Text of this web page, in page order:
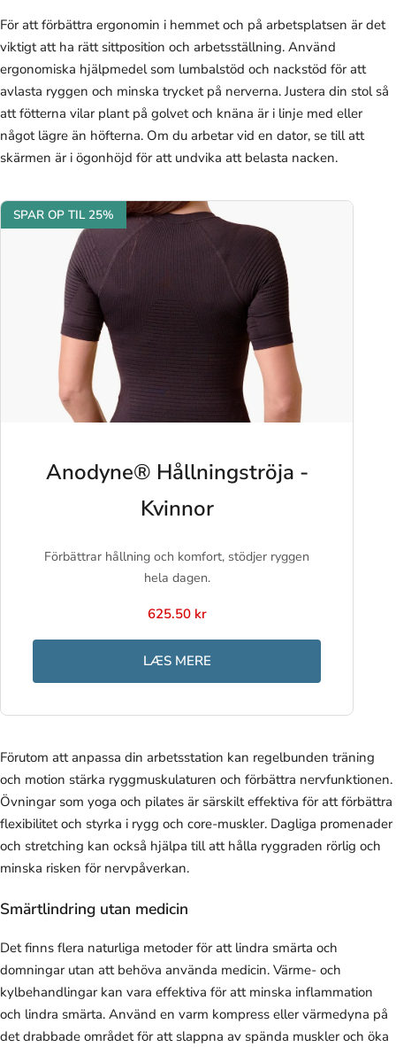
För att förbättra ergonomin i hemmet och på arbetsplatsen är det
viktigt att ha rätt sittposition och arbetsställning. Använd
ergonomiska hjälpmedel som lumbalstöd och nackstöd för att
avlasta ryggen och minska trycket på nerverna. Justera din stol så
att fötterna vilar plant på golvet och knäna är i linje med eller
något lägre än höfterna. Om du arbetar vid en dator, se till att
skärmen är i ögonhöjd för att undvika att belasta nacken.
SPAR OP TIL 25%
Anodyne® Hållningströja -
Kvinnor
Förbättrar hållning och komfort, stödjer ryggen
hela dagen.
625.50 kr
LÆS MERE
Förutom att anpassa din arbetsstation kan regelbunden träning
och motion stärka ryggmuskulaturen och förbättra nervfunktionen.
Övningar som yoga och pilates är särskilt effektiva för att förbättra
flexibilitet och styrka i rygg och core-muskler. Dagliga promenader
och stretching kan också hjälpa till att hålla ryggraden rörlig och
minska risken för nervpåverkan.
Smärtlindring utan medicin
Det finns flera naturliga metoder för att lindra smärta och
domningar utan att behöva använda medicin. Värme- och
kylbehandlingar kan vara effektiva för att minska inflammation
och lindra smärta. Använd en varm kompress eller värmedyna på
det drabbade området för att slappna av spända muskler och öka